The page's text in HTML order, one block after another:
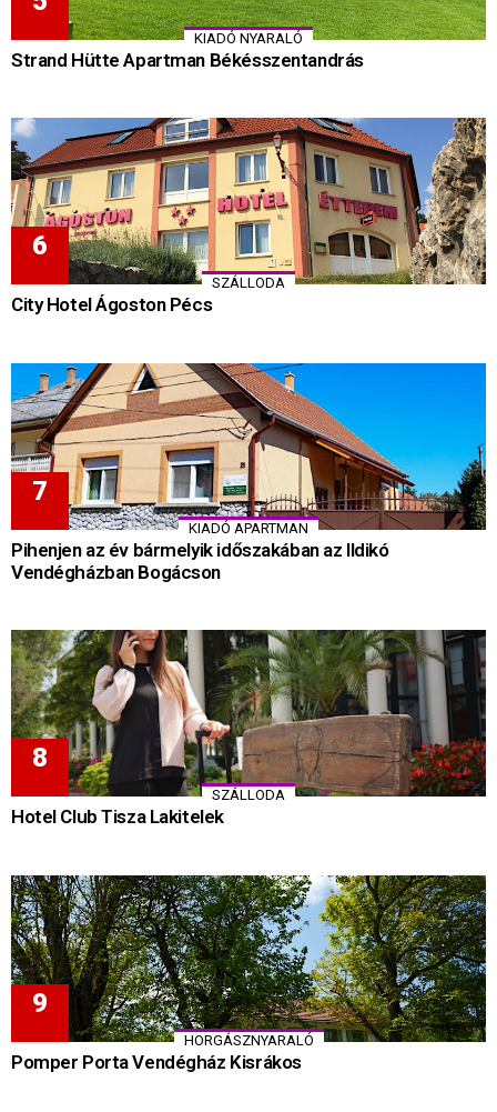
KIADÓ NYARALÓ
Strand Hütte Apartman Békésszentandrás
SZÁLLODA
City Hotel Ágoston Pécs
KIADÓ APARTMAN
Pihenjen az év bármelyik időszakában az Ildikó
Vendégházban Bogácson
SZÁLLODA
Hotel Club Tisza Lakitelek
HORGÁSZNYARALÓ
Pomper Porta Vendégház Kisrákos